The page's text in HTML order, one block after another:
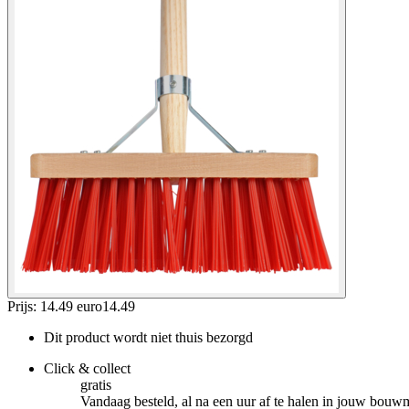
Prijs: 14.49 euro14.49
Dit product wordt niet thuis bezorgd
Click & collect
gratis
Vandaag besteld, al na een uur af te halen in jouw